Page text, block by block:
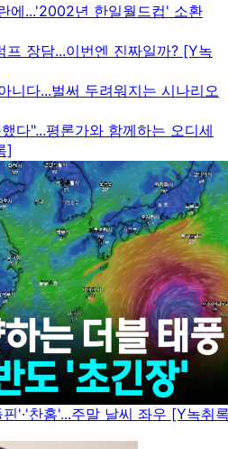
에...'2002년 한일월드컵' 소환
프 장담...이번엔 진짜일까? [Y녹
니다...벌써 두려워지는 시나리오
다"...평론가와 함께하는 오디세
]
'·'찬홈'...주말 날씨 좌우 [Y녹취